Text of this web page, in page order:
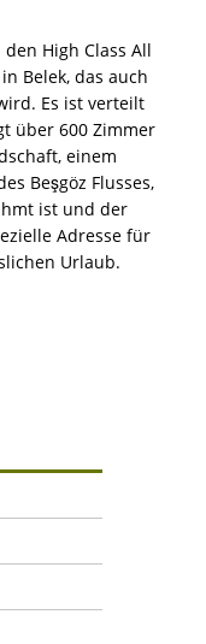
High Class All
Belek, das auch
Es ist verteilt
über 600 Zimmer
einem
Beşgöz Flusses,
ist und der
Adresse für
Urlaub.